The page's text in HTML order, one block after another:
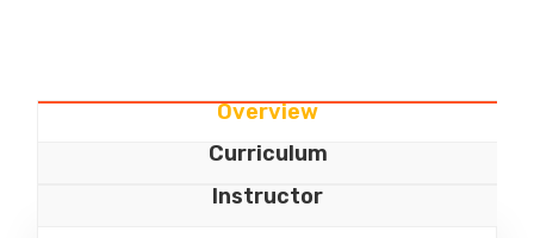
Overview
Curriculum
Instructor